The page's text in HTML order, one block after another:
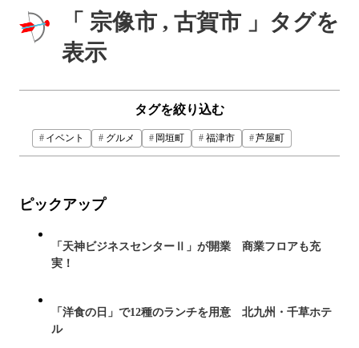
「 宗像市 , 古賀市 」タグを
表示
タグを絞り込む
イベント グルメ 岡垣町 福津市 芦屋町
ピックアップ
「天神ビジネスセンターⅡ」が開業 商業フロアも充
実！
「洋食の日」で12種のランチを用意 北九州・千草ホテ
ル